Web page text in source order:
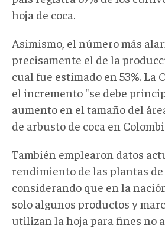
hoja de coca.
Asimismo, el número más
precisamente el de la
cual fue estimado en 53%. La
el incremento "se debe
aumento en el tamaño del
de arbusto de coca en
También emplearon datos
rendimiento de las plantas de
considerando que en la
solo algunos productos y
utilizan la hoja para fines no